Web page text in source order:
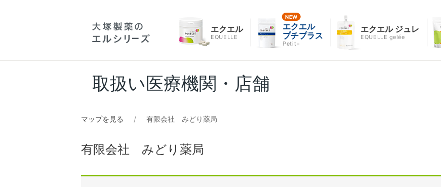
エクエル
EQUELLE
エクエル
プチプラス
Petit+
エクエル ジュレ
EQUELLE gelée
取扱い医療機関・店舗
マップを見る 有限会社 みどり薬局
有限会社 みどり薬局